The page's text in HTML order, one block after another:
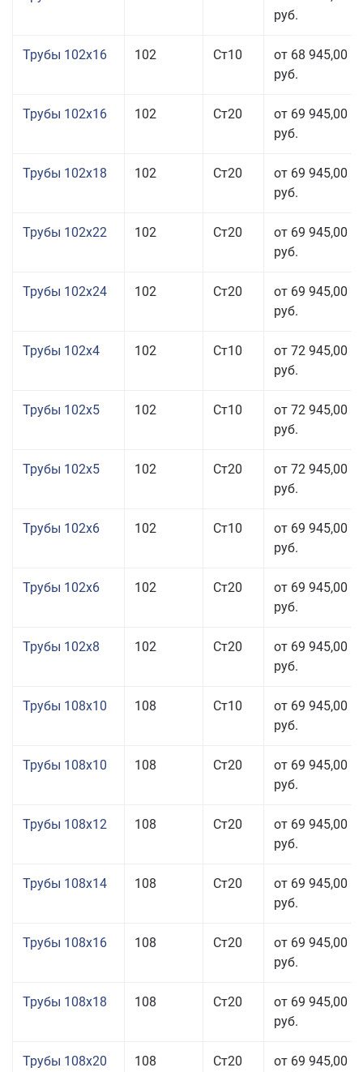
руб.
Трубы 102x16 102 Ст10
от 68 945,00
руб.
Трубы 102x16 102 Ст20
от 69 945,00
руб.
Трубы 102x18 102 Ст20
от 69 945,00
руб.
Трубы 102x22 102 Ст20
от 69 945,00
руб.
Трубы 102x24 102 Ст20
от 69 945,00
руб.
Трубы 102x4 102 Ст10
от 72 945,00
руб.
Трубы 102x5 102 Ст10
от 72 945,00
руб.
Трубы 102x5 102 Ст20
от 72 945,00
руб.
Трубы 102x6 102 Ст10
от 69 945,00
руб.
Трубы 102x6 102 Ст20
от 69 945,00
руб.
Трубы 102x8 102 Ст20
от 69 945,00
руб.
Трубы 108x10 108 Ст10
от 69 945,00
руб.
Трубы 108x10 108 Ст20
от 69 945,00
руб.
Трубы 108x12 108 Ст20
от 69 945,00
руб.
Трубы 108x14 108 Ст20
от 69 945,00
руб.
Трубы 108x16 108 Ст20
от 69 945,00
руб.
Трубы 108x18 108 Ст20
от 69 945,00
руб.
Трубы 108x20 108 Ст20
от 69 945,00